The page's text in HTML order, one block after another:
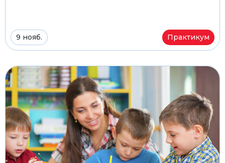
9 нояб. Практикум